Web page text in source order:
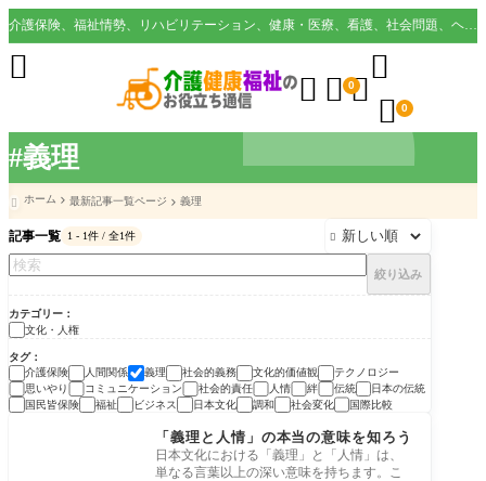
#義理
介護保険、福祉情勢、リハビリテーション、健康・医療、看護、社会問題、ヘルスケア業界など様々な切り口から役立つ情報を配信。
  0

 0

 ホーム 最新記事一覧ページ 義理
記事一覧 1 - 1件 / 全1件 
絞り込み
カテゴリー
文化・人権
タグ
介護保険
人間関係 義理 社会的義務 文化的価値観
テクノロジー
思いやり
コミュニケーション 社会的責任 人情 絆 伝統
日本の伝統
国民皆保険
福祉 ビジネス 日本文化 調和 社会変化 国際比較
文化・人権
「義理と人情」の本当の意味を知ろう
日本文化における「義理」と「人情」は、
単なる言葉以上の深い意味を持ちます。こ